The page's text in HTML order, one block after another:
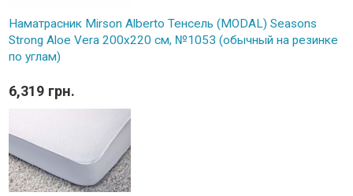
Наматрасник Mirson Alberto Тенсель (MODAL) Seasons
Strong Aloe Vera 200x220 см, №1053 (обычный на резинке
по углам)
6,319 грн.